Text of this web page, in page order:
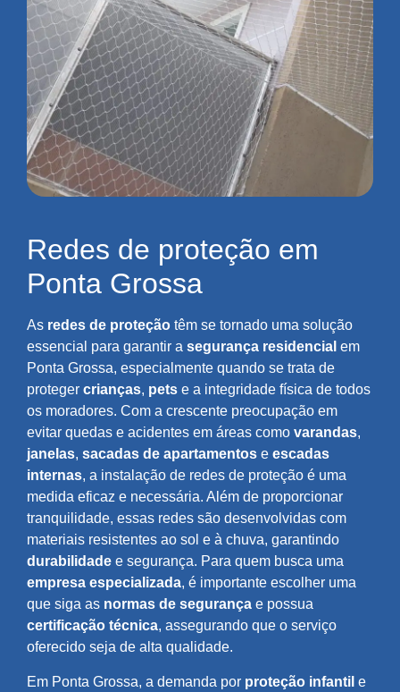
Redes de proteção em
Ponta Grossa
As redes de proteção têm se tornado uma solução
essencial para garantir a segurança residencial em
Ponta Grossa, especialmente quando se trata de
proteger crianças, pets e a integridade física de todos
os moradores. Com a crescente preocupação em
evitar quedas e acidentes em áreas como varandas,
janelas, sacadas de apartamentos e escadas
internas, a instalação de redes de proteção é uma
medida eficaz e necessária. Além de proporcionar
tranquilidade, essas redes são desenvolvidas com
materiais resistentes ao sol e à chuva, garantindo
durabilidade e segurança. Para quem busca uma
empresa especializada, é importante escolher uma
que siga as normas de segurança e possua
certificação técnica, assegurando que o serviço
oferecido seja de alta qualidade.
Em Ponta Grossa, a demanda por proteção infantil e